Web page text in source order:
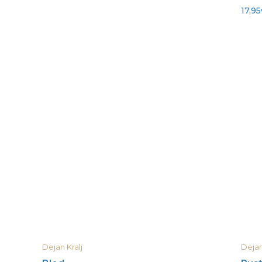
17,95
Dejan Kralj